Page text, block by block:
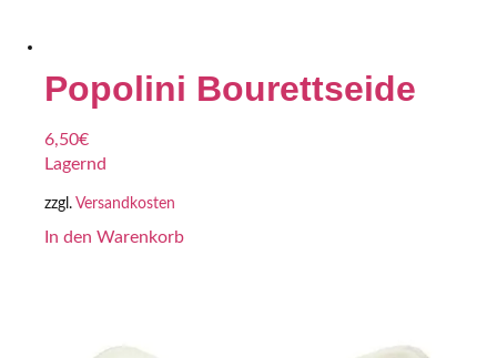
Popolini Bourettseide
6,50€
Lagernd
zzgl. Versandkosten
In den Warenkorb